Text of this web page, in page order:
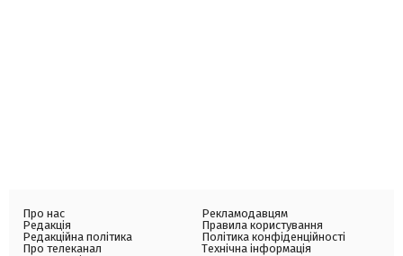
Про нас
Редакція
Редакційна політика
Про телеканал
Рекламодавцям
Правила користування
Політика конфіденційності
Технічна інформація